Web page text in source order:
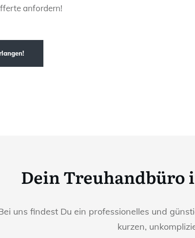
anfordern!
Dein Treuhandbüro
uns findest Du ein professionelles und
kurzen,